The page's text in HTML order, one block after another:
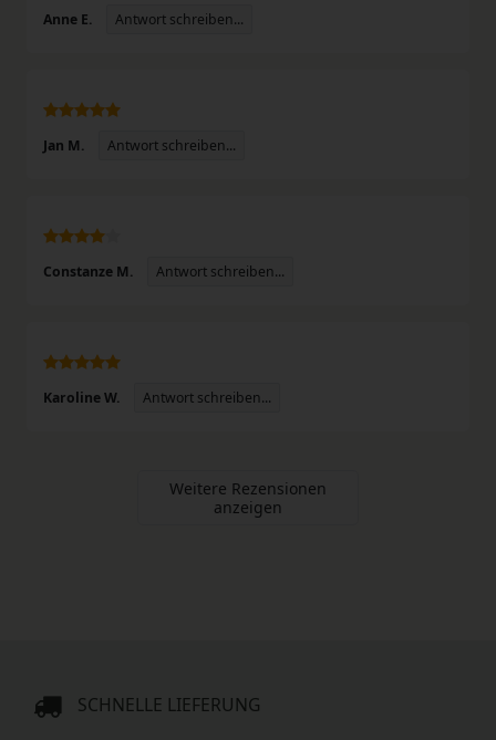
Anne E. Antwort schreiben...
Jan M. Antwort schreiben...
Constanze M. Antwort schreiben...
Karoline W. Antwort schreiben...
Weitere Rezensionen
anzeigen
SCHNELLE LIEFERUNG